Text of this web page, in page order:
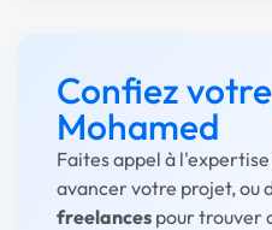
Confiez
Mohamed
Faites appel à
avancer votre projet, ou
freelances pour trouver